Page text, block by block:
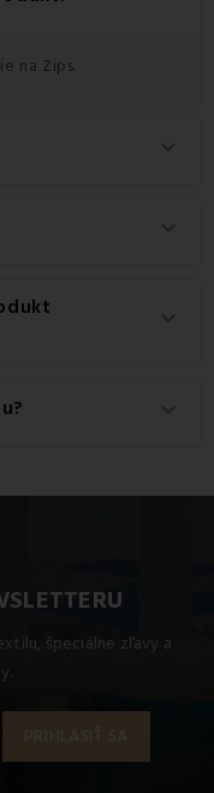
na Zips.
tento
produkt je 120
materiálu: 100%
špeciálne zľavy a